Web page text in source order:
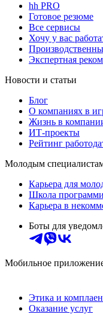
hh PRO
Готовое резюме
Все сервисы
Хочу у вас
Экспертная
Новости и статьи
Блог
О компаниях в
Жизнь в
ИТ-проекты
Рейтинг
Молодым
Карьера для
Школа
Карьера в
Боты для
Мобильное
Этика и
Оказание услуг